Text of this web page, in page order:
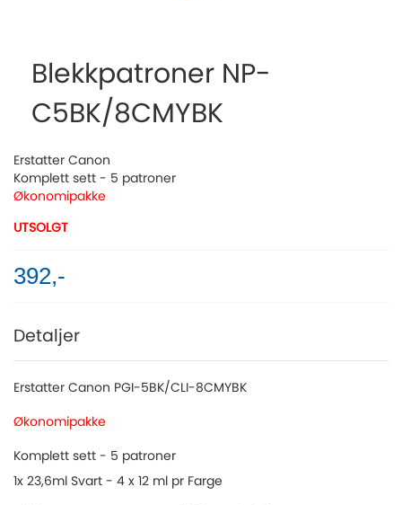
beginning
the
images
Blekkpatroner NP-
C5BK/8CMYBK
Erstatter Canon
Komplett sett - 5 patroner
Økonomipakke
UTSOLGT
392,-
Detaljer
Erstatter Canon PGI-5BK/CLI-8CMYBK
Økonomipakke
Komplett sett - 5 patroner
1x 23,6ml Svart - 4 x 12 ml pr Farge